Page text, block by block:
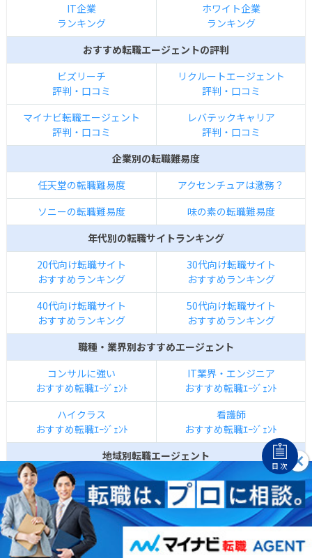
IT企業
ランキング
ホワイト企業
ランキング
おすすめ転職エージェントの評判
ビズリーチ
評判・口コミ
リクルートエージェント
評判・口コミ
マイナビ転職エージェント
評判・口コミ
レバテックキャリア
評判・口コミ
企業別の転職難易度
任天堂の転職難易度
アクセンチュアは激務？
ソニーの転職難易度
味の素の転職難易度
年代別の転職サイトランキング
20代向け転職サイト
おすすめランキング
30代向け転職サイト
おすすめランキング
40代向け転職サイト
おすすめランキング
50代向け転職サイト
おすすめランキング
職種・業界別おすすめエージェント
コンサルに強い
おすすめ転職ｴｰｼﾞｪﾝﾄ
IT業界・エンジニア
おすすめ転職ｴｰｼﾞｪﾝﾄ
ハイクラス
おすすめ転職ｴｰｼﾞｪﾝﾄ
看護師
おすすめ転職ｴｰｼﾞｪﾝﾄ
地域別転職エージェント
神奈川の転職ｴｰｼﾞｪﾝﾄ
おすすめランキング
大阪の転職ｴｰｼﾞｪﾝﾄ
おすすめランキング
札幌の転職ｴｰｼﾞｪﾝﾄ
おすすめランキング
福岡の転職ｴｰｼﾞｪﾝﾄ
おすすめランキング
目次